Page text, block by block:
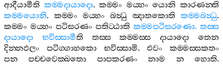
ආදීයාමීති කම‍්මදායාදො.කම‍්මං මය‍්හං යොනි කාරණන‍්ති
කම‍්මයොනි. කම‍්මං මය‍්හං බන්‍ධු ඤාතකොති කම‍්මබන්‍ධු.
කම‍්මං මය‍්හං පටිසරණං පතිට‍්ඨාති කම‍්මපටිසරණො. තස‍්ස
දායාදො
භවිස‍්සාමීති තස‍්ස කම‍්මස‍්ස දායාදො
තෙන
දින‍්නඵලං
පටිග‍්ගාහකො භවිස‍්සාමි.එවං
කම‍්මස‍්සකතං
පන
පච‍්චවෙක‍්ඛතො පාපකරණං නාම න හොති.